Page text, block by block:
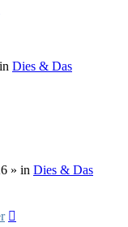
Dies & Das
» in Dies & Das